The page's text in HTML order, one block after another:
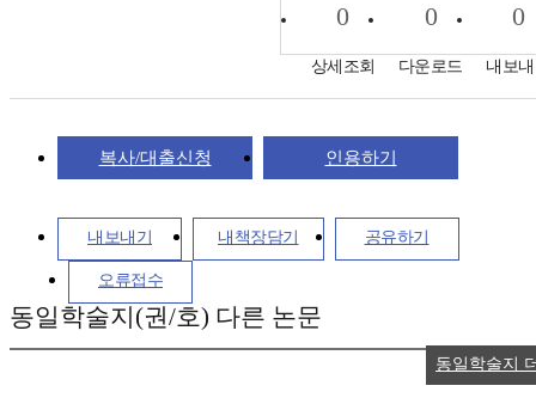
0
상세조회
0
다운로드
0
내보
복사/대출신청 인용하기
내보내기 내책장담기 공유하기
오류접수
동일학술지(권/호) 다른 논문
동일학술지